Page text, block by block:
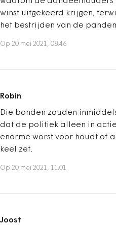
winst uitgekeerd krijgen,
het bestrijden van de
Op 20 mei 2021, 08:46
Robin
Die bonden zouden
dat de politiek alleen in
enorme worst voor houdt of
keel zet.
Op 20 mei 2021, 11:01
Joost